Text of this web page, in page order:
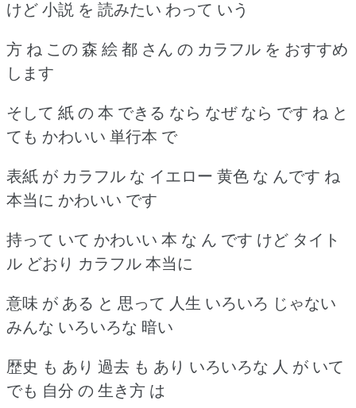
けど 小説 を 読みたい わって いう
方 ね この 森 絵 都 さん の カラフル を おすすめ
します
そして 紙 の 本 できる なら なぜ なら です ね と
ても かわいい 単行本 で
表紙 が カラフル な イエロー 黄色 な んです ね
本当に かわいい です
持って いて かわいい 本 な ん です けど タイト
ル どおり カラフル 本当に
意味 が ある と 思って 人生 いろいろ じゃない
みんな いろいろな 暗い
歴史 も あり 過去 も あり いろいろな 人 が いて
でも 自分 の 生き方 は